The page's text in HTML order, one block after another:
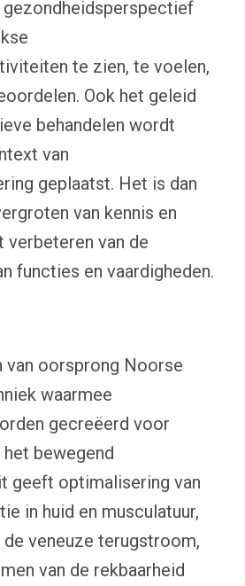
gezondheidsperspectief
te zien, te voelen,
Ook het geleid
behandelen wordt
van
geplaatst. Het is dan
van kennis en
verbeteren van de
functies en vaardigheden.
van oorsprong Noorse
waarmee
gecreëerd voor
bewegend
geeft optimalisering van
in huid en musculatuur,
veneuze terugstroom,
van de rekbaarheid